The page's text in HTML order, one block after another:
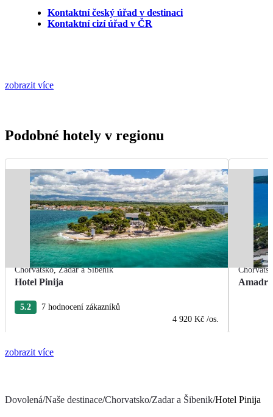
Kontaktní český úřad v destinaci
Kontaktní cizí úřad v ČR
zobrazit více
Podobné hotely v regionu
Chorvatsko,Zadar a Šibenik
Hotel Pinija
5.2
7 hodnocení zákazníků
4 920 Kč /os.
zobrazit více
Dovolená/Naše destinace/Chorvatsko/Zadar a Šibenik/Hotel Pinija